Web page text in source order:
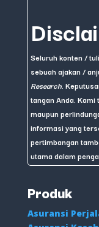
Seluruh konten /
sebuah ajakan /
Research .
tangan Anda.
maupun
informasi yang
pertimbangan
utama dalam
Produk
Asuransi